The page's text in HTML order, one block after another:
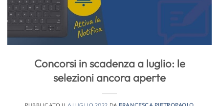
Concorsi in scadenza a luglio: le
selezioni ancora aperte